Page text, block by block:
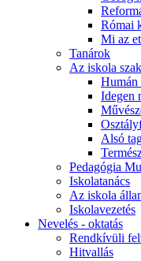
Római
Mi az
Tanárok
Az iskola
Humán
Idegen
Alsó
Pedagógia
Iskolatanács
Az iskola
Iskolavezetés
Nevelés - oktatás
Rendkívüli
Hitvallás